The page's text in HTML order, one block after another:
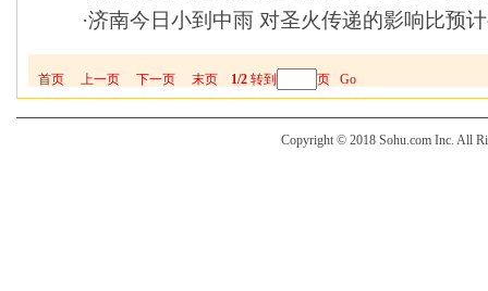
·济南今日小到中雨 对圣火传递的影响比预
首页 上一页 下一页 末页 1/2转到 页 Go
Copyright © 2018 Sohu.com Inc. All